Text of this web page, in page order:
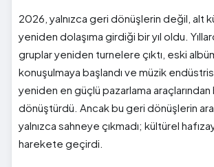
2026, yalnızca geri dönüşlerin değil, alt
yeniden dolaşıma girdiği bir yıl oldu.
gruplar yeniden turnelere çıktı, eski
konuşulmaya başlandı ve müzik
yeniden en güçlü pazarlama araçlarından
dönüştürdü. Ancak bu geri dönüşlerin
yalnızca sahneye çıkmadı; kültürel
harekete geçirdi.